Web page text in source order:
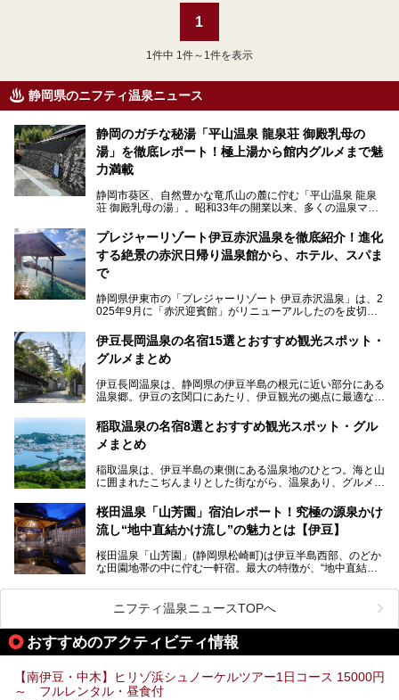
1
1 件中 1件～1件を表示
静岡県のニフティ温泉ニュース
静岡のガチな秘湯「平山温泉 龍泉荘 御殿乳母の
湯」を徹底レポート！極上湯から館内グルメまで魅
力満載
静岡市葵区、自然豊かな竜爪山の麓に佇む「平山温泉 龍泉
荘 御殿乳母の湯」。昭和33年の開業以来、多くの温泉マニ
極上温泉です。お湯はもちろん、実はグルメも揃っているん
です。多くのファンを持つ、その圧倒的なこだわりと魅力を
解説します。
プレジャーリゾート伊豆赤沢温泉を徹底紹介！進化
する絶景の赤沢日帰り温泉館から、ホテル、スパま
で
静岡県伊東市の「プレジャーリゾート 伊豆赤沢温泉」は、2
025年9月に「赤沢迎賓館」がリニューアルしたのを皮切り
館」、「RED 28 HOTEL」がリニューアル。さらにこのあ
とグランピング施設のGRAX EARTH FIELD（グラックスア
ースフィールド）、大型屋内アミューズメント施設のPLEA
予定。
ャー施設など、現在リニューアルオープンしている施設を中
心に、家族連れでも大人だけでも、おひとりさまでも多彩な
楽しみ方ができる「プレジャーリゾート 伊豆赤沢温泉」を
───
この記事はプレジャーリゾート 伊豆赤沢温泉のPR記事で
す。
伊豆長岡温泉の名宿15選とおすすめ観光スポット・
グルメまとめ
伊豆長岡温泉は、静岡県の伊豆半島の根元に近い部分にある
温泉郷。伊豆の玄関口にあたり、伊豆観光の拠点に最適な立
ちろん日帰りでも楽しめるのが魅力です。
この記事では、伊豆長岡温泉の歴史や魅力、おすすめの宿を
る温泉施設も紹介します！
稲取温泉の名宿8選とおすすめ観光スポット・グル
メまとめ
稲取温泉は、伊豆半島の東側にある温泉地のひとつ。海と山
に囲まれたこぢんまりとした街ながら、温泉あり、グルメあ
京からは約2時間30分、直通電車もありアクセスしやすいの
もうれしいところ。
入れる温泉施設、チェックしたい観光スポットやアクティビ
ティなどを一挙にまとめピックアップ。伊豆稲取温泉を訪れ
桜田温泉「山芳園」宿泊レポート！究極の源泉かけ
流し“地中直結かけ流し”の魅力とは【伊豆】
桜田温泉「山芳園」(静岡県松崎町)は伊豆半島西部、のどか
な田園地帯の中に佇む一軒宿。最大の特徴が、“地中直結か
地下に眠る源泉を加水・加温・消毒無し、さらには途中過程
で空気にも触れさせることなく浴槽まで提供。「究極の源泉
かけ流し」と言っても決して過言ではありません。
今回、桜田温泉「山芳園」の“温泉”を中心に、その魅力を詳
細レポート。また口コミの評判も非常に高い宿であり、客室
や食事も併せて徹底紹介します！
ニフティ温泉ニュースTOPへ
おすすめのアクティビティ情報
【南伊豆・中木】ヒリゾ浜シュノーケルツアー1日コース 15000円
～ フルレンタル・昼食付